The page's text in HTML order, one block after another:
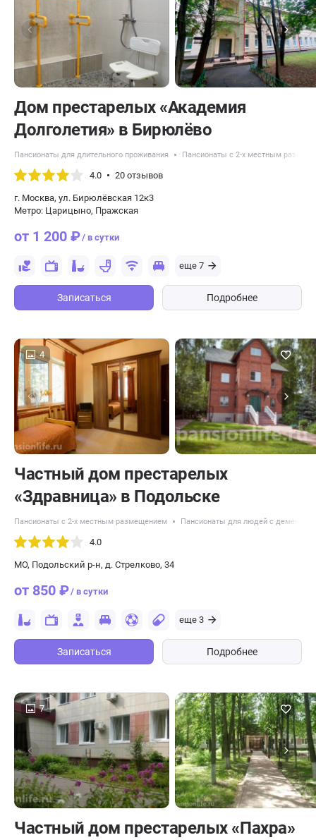
Дом престарелых «Академия
Долголетия» в Бирюлёво
Пансионаты для длительного проживания Пансионаты с 2-х местным
4.0 20 отзывов
г. Москва, ул. Бирюлёвская 12к3
Метро: Царицыно, Пражская
от 1 200 ₽/ в сутки
еще 7
Записаться Подробнее
4
Частный дом престарелых
«Здравница» в Подольске
Пансионаты с 2-х местным размещением Пансионаты для людей с деменцией
4.0
МО, Подольский р-н, д. Стрелково, 34
от 850 ₽/ в сутки
еще 3
Записаться Подробнее
7
Частный дом престарелых «Пахра»